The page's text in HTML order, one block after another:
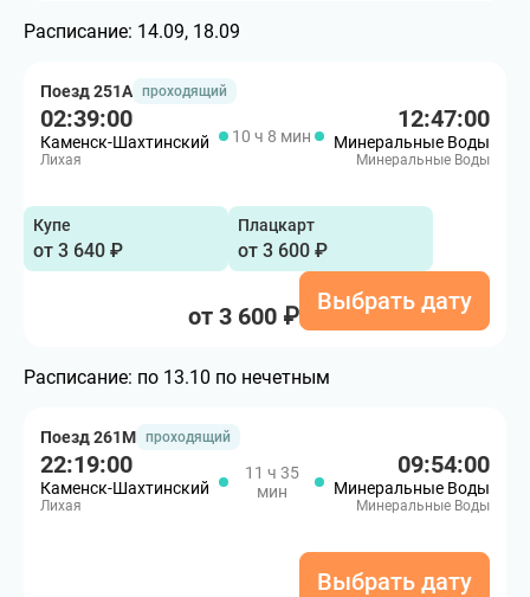
Расписание: 14.09, 18.09
Поезд 251А проходящий
02:39:00
Каменск-Шахтинский
Лихая
10 ч 8 мин
12:47:00
Минеральные Воды
Минеральные Воды
Купе
от 3 640 ₽
Плацкарт
от 3 600 ₽
от 3 600 ₽
Выбрать дату
Расписание: по 13.10 по нечетным
Поезд 261М проходящий
22:19:00
Каменск-Шахтинский
Лихая
11 ч 35
мин
09:54:00
Минеральные Воды
Минеральные Воды
Выбрать дату